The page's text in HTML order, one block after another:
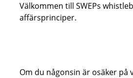
Välkommen till SWEPs
affärsprinciper.
Om du någonsin är osäker